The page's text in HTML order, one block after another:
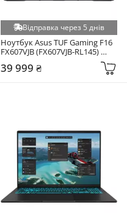
Відправка через 5 днів
Ноутбук Asus TUF Gaming F16
FX607VJB (FX607VJB-RL145)
39 999 ₴